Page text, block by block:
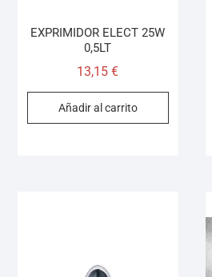
EXPRIMIDOR ELECT 25W
0,5LT
13,15€
Añadir al carrito